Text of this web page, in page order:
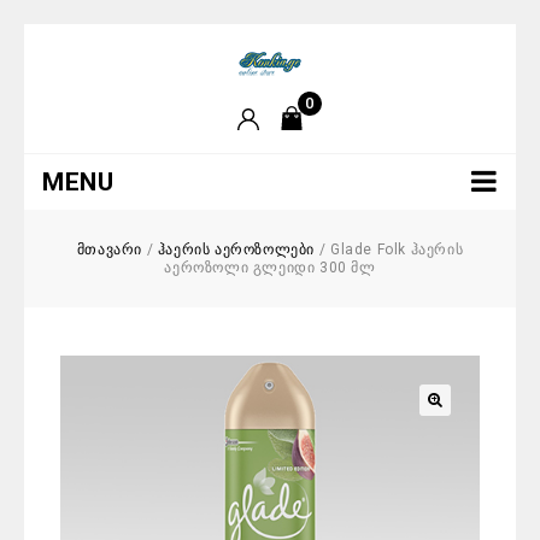
0
MENU
მთავარი / ჰაერის აეროზოლები / Glade Folk ჰაერის
აეროზოლი გლეიდი 300 მლ